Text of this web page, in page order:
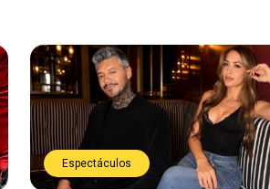
Espectáculos